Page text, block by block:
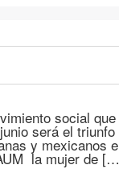
social
será el
y mexicanos
la mujer de